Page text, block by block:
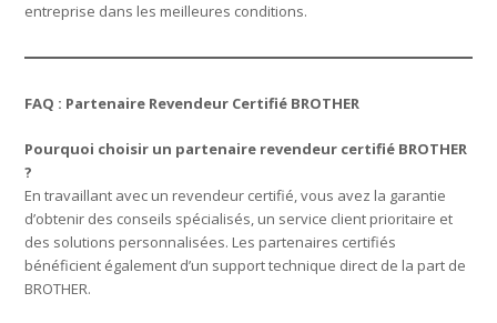
entreprise dans les meilleures conditions.
FAQ : Partenaire Revendeur Certifié BROTHER
Pourquoi choisir un partenaire revendeur certifié BROTHER
?
En travaillant avec un revendeur certifié, vous avez la garantie
d’obtenir des conseils spécialisés, un service client prioritaire et
des solutions personnalisées. Les partenaires certifiés
bénéficient également d’un support technique direct de la part de
BROTHER.